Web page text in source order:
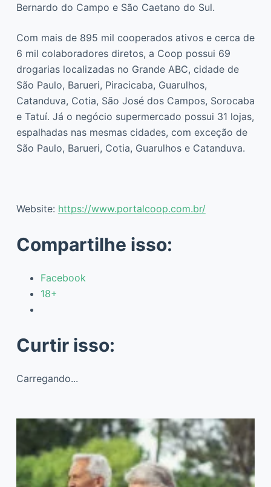
Bernardo do Campo e São Caetano do Sul.
Com mais de 895 mil cooperados ativos e cerca de
6 mil colaboradores diretos, a Coop possui 69
drogarias localizadas no Grande ABC, cidade de
São Paulo, Barueri, Piracicaba, Guarulhos,
Catanduva, Cotia, São José dos Campos, Sorocaba
e Tatuí. Já o negócio supermercado possui 31 lojas,
espalhadas nas mesmas cidades, com exceção de
São Paulo, Barueri, Cotia, Guarulhos e Catanduva.
Website: https://www.portalcoop.com.br/
Compartilhe isso:
Facebook
18+
Curtir isso:
Carregando...